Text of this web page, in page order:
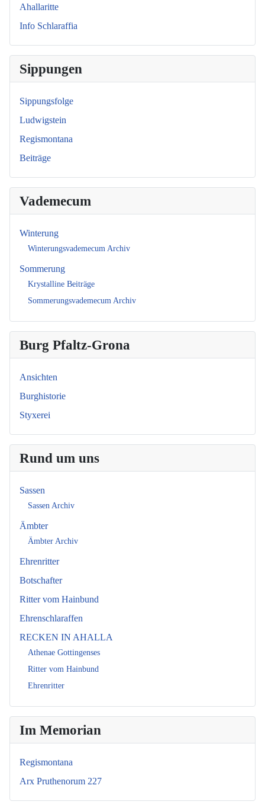
Ahallaritte
Info Schlaraffia
Sippungen
Sippungsfolge
Ludwigstein
Regismontana
Beiträge
Vademecum
Winterung
Winterungsvademecum Archiv
Sommerung
Krystalline Beiträge
Sommerungsvademecum Archiv
Burg Pfaltz-Grona
Ansichten
Burghistorie
Styxerei
Rund um uns
Sassen
Sassen Archiv
Ämbter
Ämbter Archiv
Ehrenritter
Botschafter
Ritter vom Hainbund
Ehrenschlaraffen
RECKEN IN AHALLA
Athenae Gottingenses
Ritter vom Hainbund
Ehrenritter
Im Memorian
Regismontana
Arx Pruthenorum 227